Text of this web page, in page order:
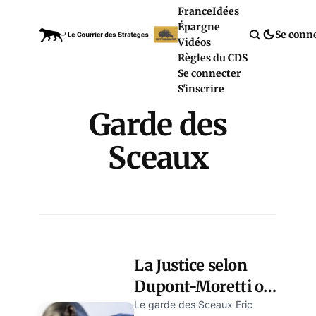
FranceIdées
Épargne
Vidéos
Règles du CDS
Se connecter
S'inscrire
Se
Garde des
Sceaux
La Justice selon
Dupont-Moretti ou
comment restaurer
Le garde des Sceaux Eric